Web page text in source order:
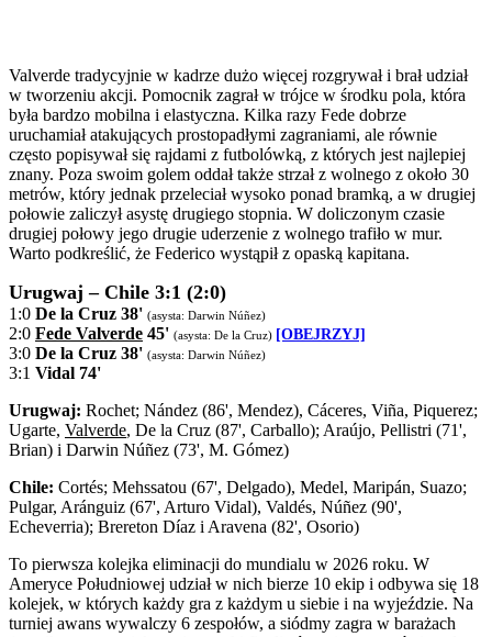
Valverde tradycyjnie w kadrze dużo więcej rozgrywał i brał udział
w tworzeniu akcji. Pomocnik zagrał w trójce w środku pola, która
była bardzo mobilna i elastyczna. Kilka razy Fede dobrze
uruchamiał atakujących prostopadłymi zagraniami, ale równie
często popisywał się rajdami z futbolówką, z których jest najlepiej
znany. Poza swoim golem oddał także strzał z wolnego z około 30
metrów, który jednak przeleciał wysoko ponad bramką, a w drugiej
połowie zaliczył asystę drugiego stopnia. W doliczonym czasie
drugiej połowy jego drugie uderzenie z wolnego trafiło w mur.
Warto podkreślić, że Federico wystąpił z opaską kapitana.
Urugwaj – Chile 3:1 (2:0)
1:0 De la Cruz 38' (asysta: Darwin Núñez)
2:0 Fede Valverde 45' (asysta: De la Cruz) [OBEJRZYJ]
3:0 De la Cruz 38' (asysta: Darwin Núñez)
3:1 Vidal 74'
Urugwaj: Rochet; Nández (86', Mendez), Cáceres, Viña, Piquerez;
Ugarte, Valverde, De la Cruz (87', Carballo); Araújo, Pellistri (71',
Brian) i Darwin Núñez (73', M. Gómez)
Chile: Cortés; Mehssatou (67', Delgado), Medel, Maripán, Suazo;
Pulgar, Aránguiz (67', Arturo Vidal), Valdés, Núñez (90',
Echeverria); Brereton Díaz i Aravena (82', Osorio)
To pierwsza kolejka eliminacji do mundialu w 2026 roku. W
Ameryce Południowej udział w nich bierze 10 ekip i odbywa się 18
kolejek, w których każdy gra z każdym u siebie i na wyjeździe. Na
turniej awans wywalczy 6 zespołów, a siódmy zagra w barażach